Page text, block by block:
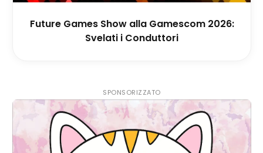
Future Games Show alla Gamescom 2026:
Svelati i Conduttori
SPONSORIZZATO